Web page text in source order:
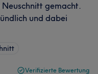
gemacht.
und dabei
Verifizierte Bewertung